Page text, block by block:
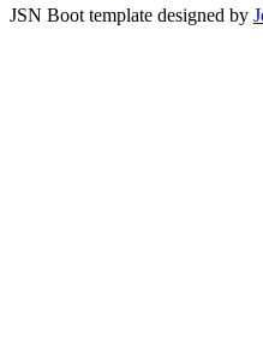
JSN Boot template designed by